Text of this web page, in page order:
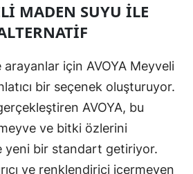
MADEN SUYU ILE
için AVOYA Meyveli
bir seçenek oluşturuyor.
AVOYA, bu
ve bitki özlerini
yeni bir standart getiriyor.
ve renklendirici içermeyen